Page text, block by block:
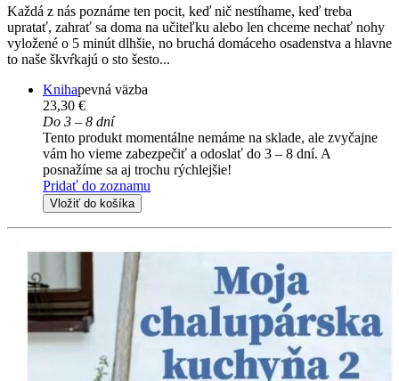
Každá z nás poznáme ten pocit, keď nič nestíhame, keď treba
upratať, zahrať sa doma na učiteľku alebo len chceme nechať nohy
vyložené o 5 minút dlhšie, no bruchá domáceho osadenstva a hlavne
to naše škvŕkajú o sto šesto...
Knihapevná väzba
23,30 €
Do 3 – 8 dní
Tento produkt momentálne nemáme na sklade, ale zvyčajne
vám ho vieme zabezpečiť a odoslať do 3 – 8 dní. A
posnažíme sa aj trochu rýchlejšie!
Pridať do zoznamu
Vložiť do košíka